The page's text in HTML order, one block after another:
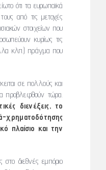
ότι τα ευρωπαϊκά
από τις μετοχές
στοιχείων που
κυρίως τις
κλπ.) πράγμα που
σε πολλούς και
προβλεφθούν τώρα.
διενέξεις, το
χρηματοδότησης
πλαίσιο και την
διεθνές εμπόριο